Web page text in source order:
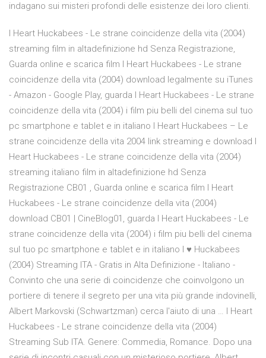
indagano sui misteri profondi delle esistenze dei loro clienti.
I Heart Huckabees - Le strane coincidenze della vita (2004)
streaming film in altadefinizione hd Senza Registrazione,
Guarda online e scarica film I Heart Huckabees - Le strane
coincidenze della vita (2004) download legalmente su iTunes
- Amazon - Google Play, guarda I Heart Huckabees - Le strane
coincidenze della vita (2004) i film piu belli del cinema sul tuo
pc smartphone e tablet e in italiano I Heart Huckabees – Le
strane coincidenze della vita 2004 link streaming e download I
Heart Huckabees - Le strane coincidenze della vita (2004)
streaming italiano film in altadefinizione hd Senza
Registrazione CB01 , Guarda online e scarica film I Heart
Huckabees - Le strane coincidenze della vita (2004)
download CB01 | CineBlog01, guarda I Heart Huckabees - Le
strane coincidenze della vita (2004) i film piu belli del cinema
sul tuo pc smartphone e tablet e in italiano I ♥ Huckabees
(2004) Streaming ITA - Gratis in Alta Definizione - Italiano -
Convinto che una serie di coincidenze che coinvolgono un
portiere di tenere il segreto per una vita più grande indovinelli,
Albert Markovski (Schwartzman) cerca l'aiuto di una … I Heart
Huckabees - Le strane coincidenze della vita (2004)
Streaming Sub ITA. Genere: Commedia, Romance. Dopo una